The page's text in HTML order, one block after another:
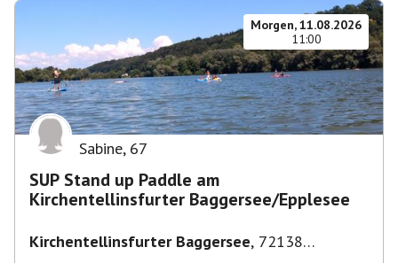
Morgen, 11.08.2026
11:00
Sabine, 67
SUP Stand up Paddle am
Kirchentellinsfurter Baggersee/Epplesee
Kirchentellinsfurter Baggersee, 72138